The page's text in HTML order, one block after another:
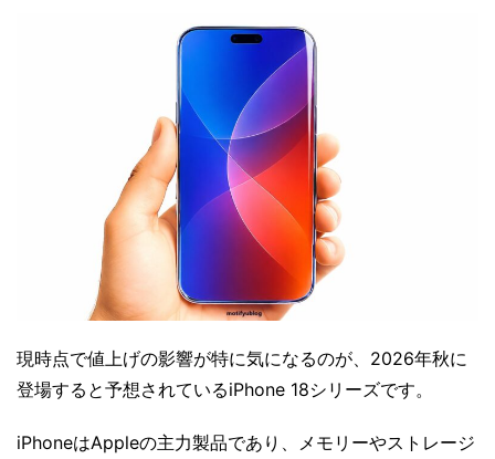
現時点で値上げの影響が特に気になるのが、2026年秋に
登場すると予想されているiPhone 18シリーズです。
iPhoneはAppleの主力製品であり、メモリーやストレージ